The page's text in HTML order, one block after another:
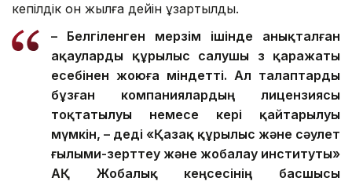
кепілдік он жылға дейін ұзартылды.
– Белгіленген мерзім ішінде анықталған
ақауларды құрылыс салушы өз қаражаты
есебінен жоюға міндетті. Ал талаптарды
бұзған компаниялардың лицензиясы
тоқтатылуы немесе кері қайтарылуы
мүмкін, – деді «Қазақ құрылыс және сәулет
ғылыми-зерттеу және жобалау институты»
АҚ Жобалық кеңсесінің басшысы